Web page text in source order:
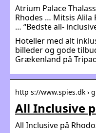
Atrium Palace
Rhodes … Mitsis Alila
… “Bedste all-
Hoteller med alt
billeder og gode
Grækenland på
http s://www.spies.dk ›
All Inclusive
All Inclusive på